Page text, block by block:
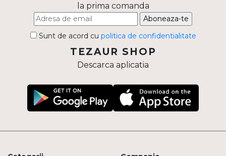
la prima comanda
Aboneaza-te
Sunt de acord cu politica de confidentialitate
TEZAUR SHOP
Descarca aplicatia